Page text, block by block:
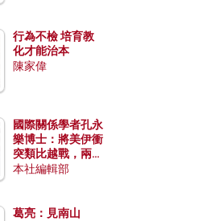
行為不檢 培育教
化才能治本
陳家偉
國際關係學者孔永
樂博士：將美伊衝
突類比越戰，兩者
有何異同？中國崛
本社編輯部
葛亮：見南山